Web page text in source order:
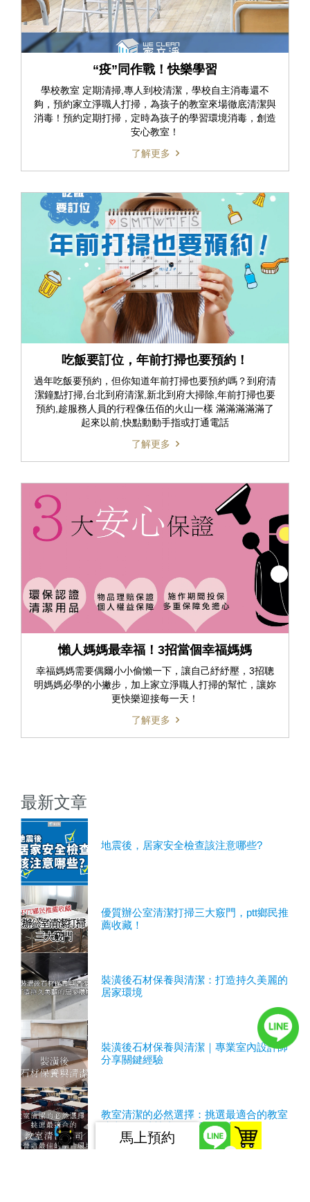
“疫”同作戰！快樂學習
學校教室 定期清掃,專人到校清潔，學校自主消毒還不
夠，預約家立淨職人打掃，為孩子的教室來場徹底清潔與
消毒！預約定期打掃，定時為孩子的學習環境消毒，創造
安心教室！
了解更多
吃飯要訂位，年前打掃也要預約！
過年吃飯要預約，但你知道年前打掃也要預約嗎？到府清
潔鐘點打掃,台北到府清潔,新北到府大掃除,年前打掃也要
預約,趁服務人員的行程像伍佰的火山一樣 滿滿滿滿滿了
起來以前,快點動動手指或打通電話
了解更多
懶人媽媽最幸福！3招當個幸福媽媽
幸福媽媽需要偶爾小小偷懶一下，讓自己紓紓壓，3招聰
明媽媽必學的小撇步，加上家立淨職人打掃的幫忙，讓妳
更快樂迎接每一天！
了解更多
最新文章
地震後，居家安全檢查該注意哪些?
優質辦公室清潔打掃三大竅門，ptt鄉民推
薦收藏！
裝潢後石材保養與清潔：打造持久美麗的
居家環境
裝潢後石材保養與清潔｜專業室內設計師
分享關鍵經驗
教室清潔的必然選擇：挑選最適合的教室
清潔公司以營造最佳的學習環境
馬上預約